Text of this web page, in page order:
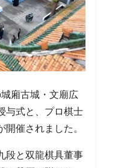
廂古城・文廟広
与式と、プロ棋士
催されました。
段と双龍棋具董事